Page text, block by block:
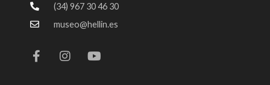
(34) 967 30 46 30
museo@hellin.es
a
c
n
s
o
u